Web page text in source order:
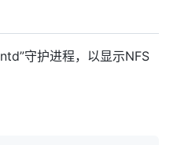
守护进程，以显示NFS